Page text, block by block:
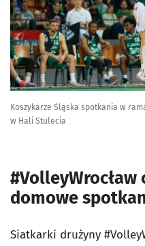
Koszykarze Śląska spotkania w
w Hali Stulecia
domowe
Siatkarki drużyny